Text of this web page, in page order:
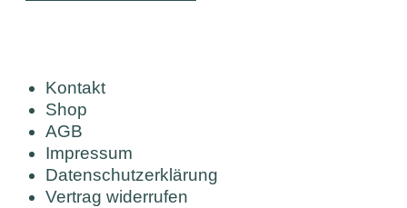
Kontakt
Shop
AGB
Impressum
Datenschutzerklärung
Vertrag widerrufen